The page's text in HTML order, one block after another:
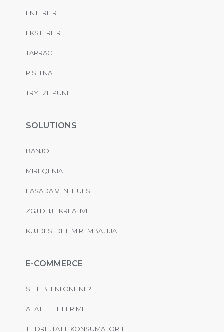
ENTERIER
EKSTERIER
TARRACË
PISHINA
TRYEZË PUNE
SOLUTIONS
BANJO
MIRËQENIA
FASADA VENTILUESE
ZGJIDHJE KREATIVE
KUJDESI DHE MIRËMBAJTJA
E-COMMERCE
SI TË BLENI ONLINE?
AFATET E LIFERIMIT
TË DREJTAT E KONSUMATORIT